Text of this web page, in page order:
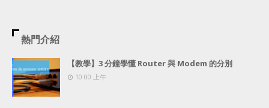
熱門介紹
【教學】3 分鐘學懂 Router 與 Modem 的分別
10:00 上午